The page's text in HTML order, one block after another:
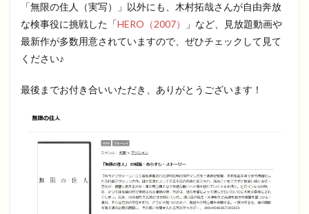
「無限の住人（実写）」以外にも、木村拓哉さんが自由奔放
な検事役に挑戦した「HERO（2007）
」など、見放題動画や
最新作が多数用意されていますので、ぜひチェックして見て
ください♪
最後までお付き合いいただき、ありがとうございます！